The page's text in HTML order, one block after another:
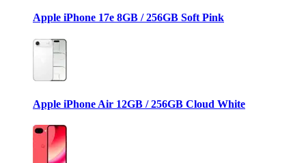
Apple iPhone 17e 8GB / 256GB Soft Pink
Apple iPhone Air 12GB / 256GB Cloud White